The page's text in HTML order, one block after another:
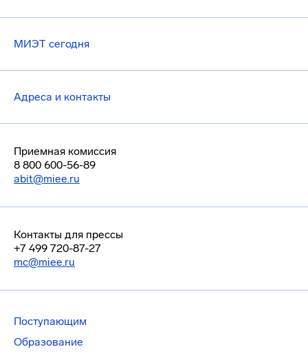
МИЭТ сегодня
Адреса и контакты
Приемная комиссия
8 800 600-56-89
abit@miee.ru
Контакты для прессы
+7 499 720-87-27
mc@miee.ru
Поступающим
Образование